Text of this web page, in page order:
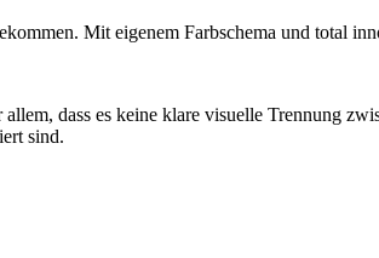
Mit eigenem Farbschema und total
dass es keine klare visuelle Trennung
sind.